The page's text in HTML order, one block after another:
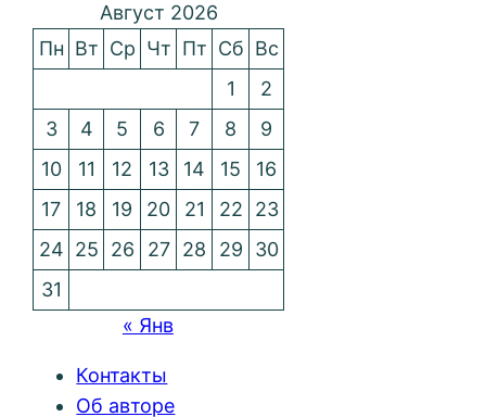
Август 2026
Пн Вт Ср Чт Пт Сб Вс
1
2
3
4 5 6 7 8
9
10
11 12 13 14 15
16
17
18 19 20 21 22
23
24 25 26 27 28 29
30
31
« Янв
Контакты
Об авторе